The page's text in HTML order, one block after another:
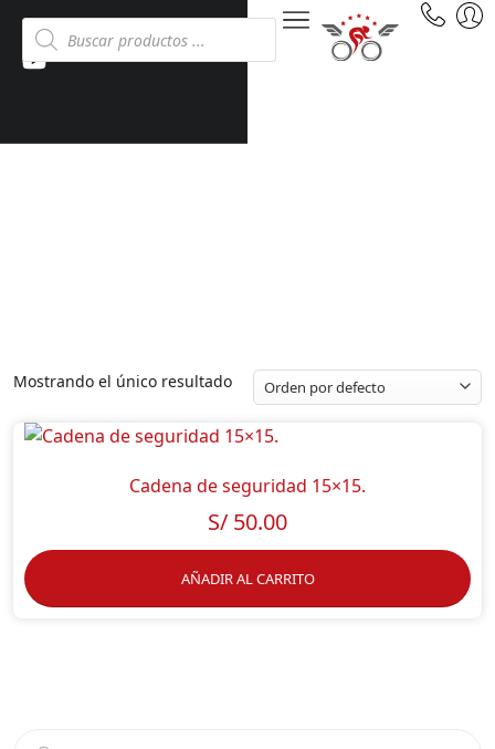
Mostrando el único resultado
Cadena de seguridad 15×15.
S/ 50.00
AÑADIR AL CARRITO